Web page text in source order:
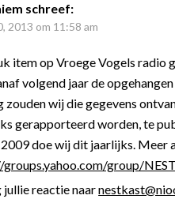
schreef:
2013 om 11:58 am
item op Vroege Vogels
volgend jaar de
zouden wij die gegevens
gerapporteerd worden, te
2009 doe wij dit jaarlijks. Meer
group/
jullie reactie naar